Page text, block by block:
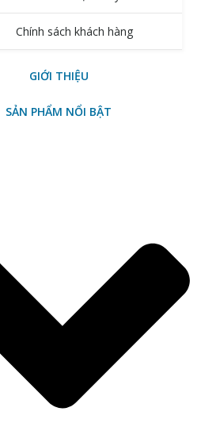
Chính sách khách hàng
GIỚI THIỆU
SẢN PHẨM NỔI BẬT